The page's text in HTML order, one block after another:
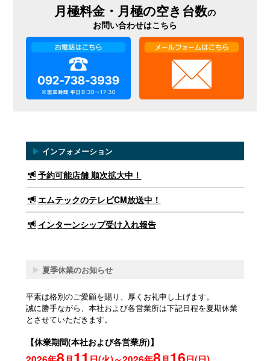
月極料金・月極の空き台数の
お問い合わせはこちら
▶ インフォメーション
予約可能店舗 順次拡大中！
エムテックのテレビCM放送中！
インターンシップ受け入れ報告
▶ 夏季休業のお知らせ
平素は格別のご愛顧を賜り、厚くお礼申し上げます。
誠に勝手ながら、本社および各営業所は下記日程を夏期休業
とさせていただきます。
【休業期間(本社および各営業所)】